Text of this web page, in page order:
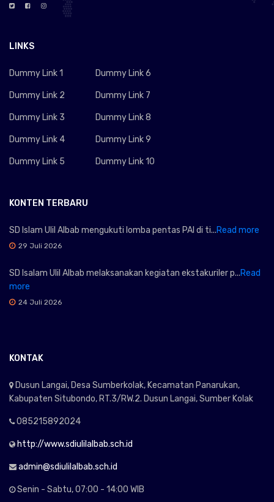
LINKS
Dummy Link 1
Dummy Link 2
Dummy Link 3
Dummy Link 4
Dummy Link 5
Dummy Link 6
Dummy Link 7
Dummy Link 8
Dummy Link 9
Dummy Link 10
KONTEN TERBARU
SD Islam Ulil Albab mengukuti lomba pentas PAI di ti...Read more
29 Juli 2026
SD Isalam Ulil Albab melaksanakan kegiatan ekstakuriler p...Read
more
24 Juli 2026
KONTAK
Dusun Langai, Desa Sumberkolak, Kecamatan Panarukan,
Kabupaten Situbondo, RT.3/RW.2. Dusun Langai, Sumber Kolak
085215892024
http://www.sdiulilalbab.sch.id
admin@sdiulilalbab.sch.id
Senin - Sabtu, 07:00 - 14:00 WIB